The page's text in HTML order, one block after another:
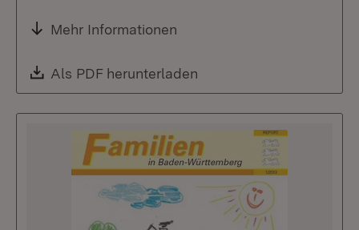
Mehr Informationen
Download:
Als PDF herunterladen